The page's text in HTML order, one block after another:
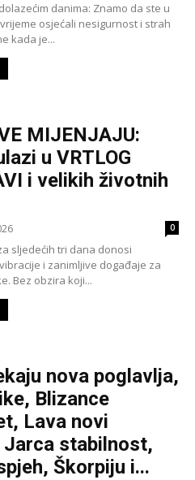
danima: Znamo da ste u
osjećali nesigurnost i strah
kada je...
MIJENJAJU:
u VRTLOG
i velikih životnih
0
sljedećih tri dana donosi
i zanimljive događaje za
Bez obzira koji...
nova poglavlja,
Blizance
Lava novi
stabilnost,
Škorpiju i...